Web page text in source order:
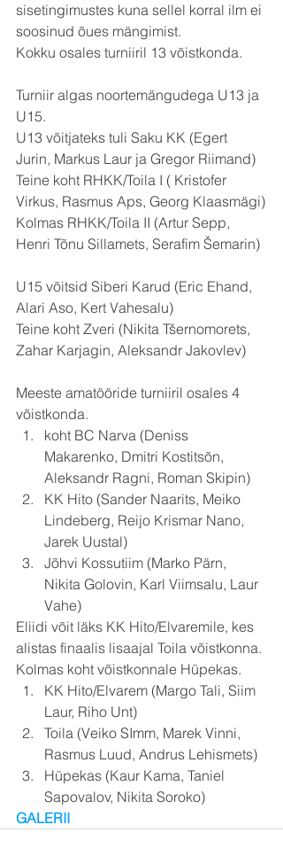
sisetingimustes kuna sellel korral ilm ei
soosinud õues mängimist.
Kokku osales turniiril 13 võistkonda.
Turniir algas noortemängudega U13 ja
U15.
U13 võitjateks tuli Saku KK (Egert
Jurin, Markus Laur ja Gregor Riimand)
Teine koht RHKK/Toila I ( Kristofer
Virkus, Rasmus Aps, Georg Klaasmägi)
Kolmas RHKK/Toila II (Artur Sepp,
Henri Tõnu Sillamets, Serafim Šemarin)
U15 võitsid Siberi Karud (Eric Ehand,
Alari Aso, Kert Vahesalu)
Teine koht Zveri (Nikita Tšernomorets,
Zahar Karjagin, Aleksandr Jakovlev)
Meeste amatööride turniiril osales 4
võistkonda.
koht BC Narva (Deniss
Makarenko, Dmitri Kostitsõn,
Aleksandr Ragni, Roman Skipin)
KK Hito (Sander Naarits, Meiko
Lindeberg, Reijo Krismar Nano,
Jarek Uustal)
Jõhvi Kossutiim (Marko Pärn,
Nikita Golovin, Karl Viimsalu, Laur
Vahe)
Eliidi võit läks KK Hito/Elvaremile, kes
alistas finaalis lisaajal Toila võistkonna.
Kolmas koht võistkonnale Hüpekas.
KK Hito/Elvarem (Margo Tali, Siim
Laur, Riho Unt)
Toila (Veiko SImm, Marek Vinni,
Rasmus Luud, Andrus Lehismets)
Hüpekas (Kaur Kama, Taniel
Sapovalov, Nikita Soroko)
GALERII